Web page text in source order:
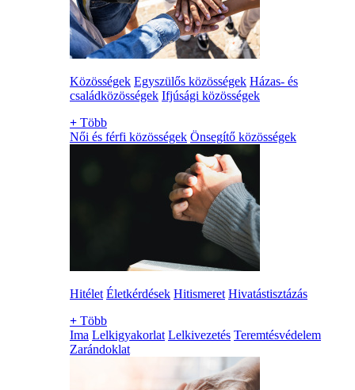
Közösségek Egyszülős közösségek Házas- és
családközösségek Ifjúsági közösségek
+ Több
Női és férfi közösségek Önsegítő közösségek
Hitélet Életkérdések Hitismeret Hivatástisztázás
+ Több
Ima Lelkigyakorlat Lelkivezetés Teremtésvédelem
Zarándoklat